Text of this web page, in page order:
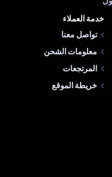
خدمة العملاء
تواصل معنا
معلومات الشحن
المرتجعات
خريطة الموقع